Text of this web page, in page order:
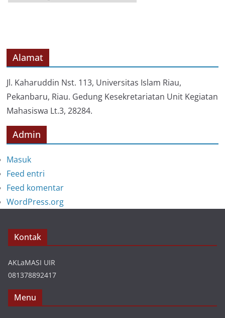
a
r
i
Alamat
Jl. Kaharuddin Nst. 113, Universitas Islam Riau,
Pekanbaru, Riau. Gedung Kesekretariatan Unit Kegiatan
Mahasiswa Lt.3, 28284.
Admin
Masuk
Feed entri
Feed komentar
WordPress.org
Kontak
AKLaMASI UIR
081378892417
Menu